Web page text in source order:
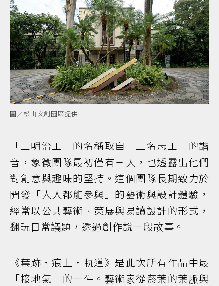
圖／松山文創園區提供
「三明治工」的名稱取自「三名志工」的諧
音，象徵團隊最初僅有三人，也透露出他們
對創意與趣味的堅持。這個團隊長期致力於
開發「人人都能參與」的藝術與設計體驗，
經常以公共藝術、策展與易讀設計的形式，
翻玩日常議題，透過創作說一段故事。
《葉跡・痕上・軌道》是此次所有作品中最
「接地氣」的一件。藝術家從菸葉的葉脈與